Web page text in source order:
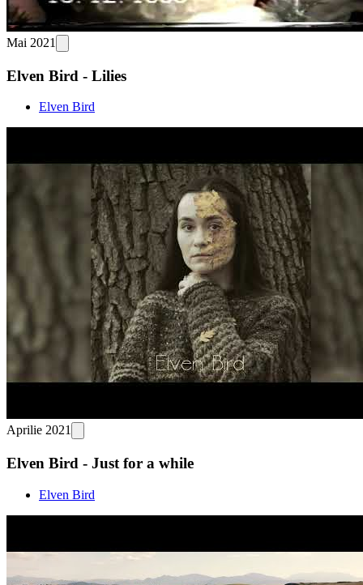
Mai 2021
Elven Bird - Lilies
Elven Bird
Aprilie 2021
Elven Bird - Just for a while
Elven Bird